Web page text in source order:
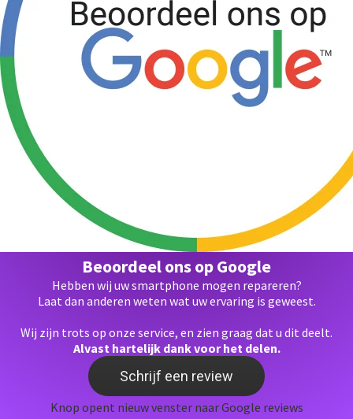
Beoordeel ons op Google
Hebben wij uw smartphone mogen repareren?
Laat dan anderen weten wat uw ervaring is geweest.
Wij zijn trots op onze service, en zien graag dat u dit deelt.
Alvast hartelijk dank voor het delen.
Schrijf een review
Knop opent nieuw venster naar Google reviews